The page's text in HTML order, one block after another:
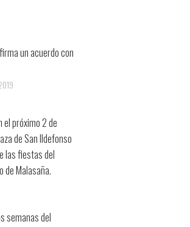
un acuerdo con
el próximo 2 de
de San Ildefonso
las fiestas del
de Malasaña.
semanas del